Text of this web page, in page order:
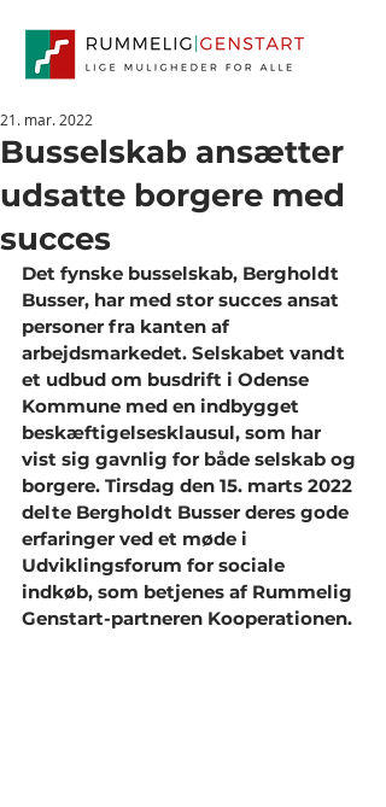
Busselskab ansætter
udsatte borgere med
succes
21. mar. 2022
Det fynske busselskab, Bergholdt
Busser, har med stor succes ansat
personer fra kanten af
arbejdsmarkedet. Selskabet vandt
et udbud om busdrift i Odense
Kommune med en indbygget
beskæftigelsesklausul, som har
vist sig gavnlig for både selskab og
borgere. Tirsdag den 15. marts 2022
delte Bergholdt Busser deres gode
erfaringer ved et møde i
Udviklingsforum for sociale
indkøb, som betjenes af Rummelig
Genstart-partneren Kooperationen.